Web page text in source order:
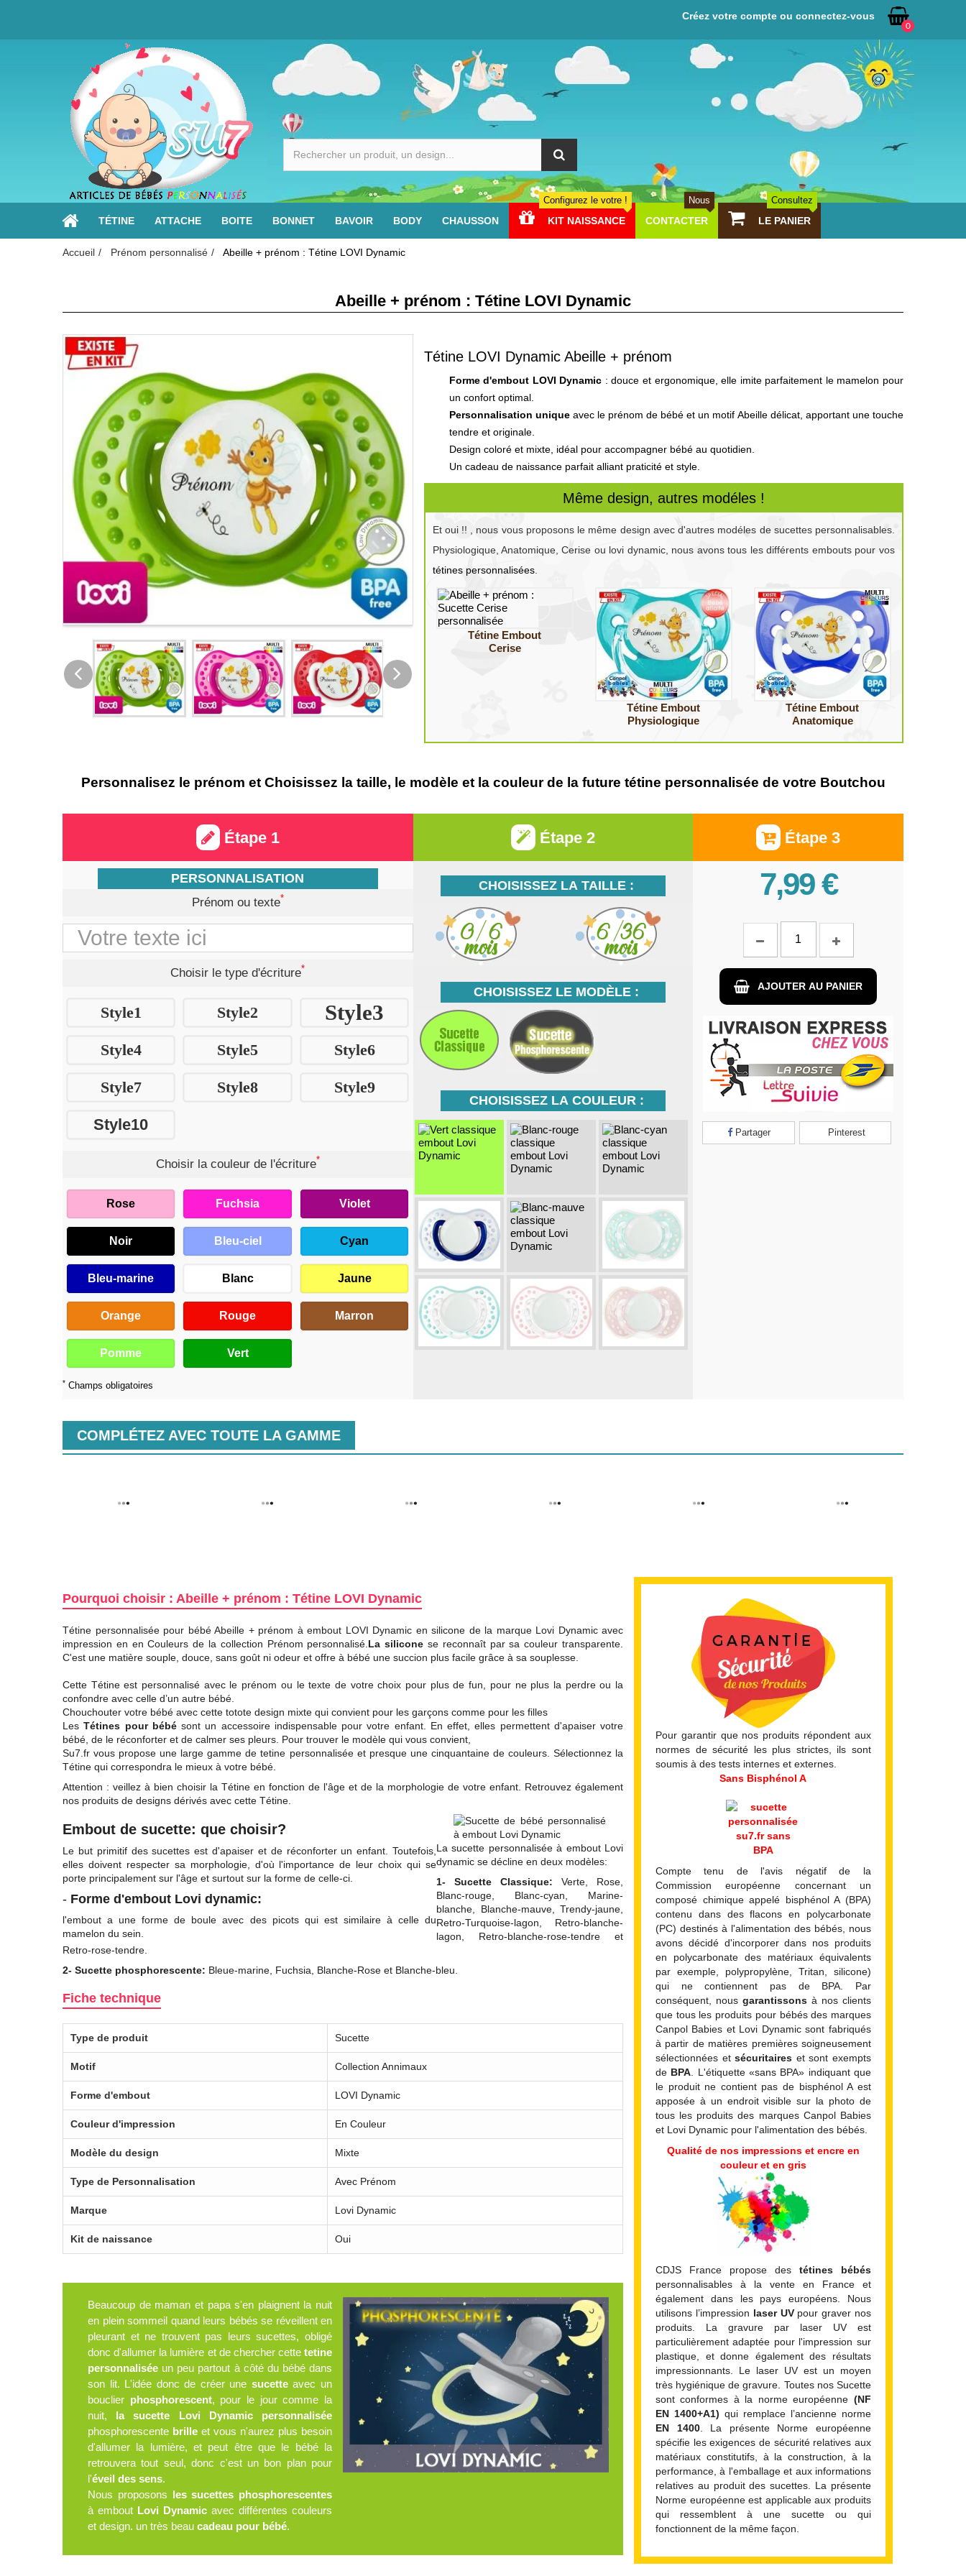
0
Créez votre compte ou connectez-vous
TÉTINE ATTACHE BOITE BONNET BAVOIR BODY CHAUSSON KIT NAISSANCE
Configurez le votre !
CONTACTER
Nous
LE PANIER
Consultez
Accueil Prénom personnalisé Abeille + prénom : Tétine LOVI Dynamic
Abeille + prénom : Tétine LOVI Dynamic
Tétine LOVI Dynamic Abeille + prénom
Forme d'embout LOVI Dynamic : douce et ergonomique, elle imite parfaitement le mamelon pour
un confort optimal.
Personnalisation uniqueavec le prénom de bébé et un motif Abeille délicat, apportant une touche
tendre et originale.
Design coloré et mixte, idéal pour accompagner bébé au quotidien.
Un cadeau de naissance parfait alliant praticité et style.
Même design, autres modéles !
Et oui !! , nous vous proposons le même design avec d'autres modéles de sucettes personnalisables.
Physiologique, Anatomique, Cerise ou lovi dynamic, nous avons tous les différents embouts pour vos
tétines personnalisées.
Tétine Embout
Cerise
Tétine Embout
Physiologique
Tétine Embout
Anatomique
Personnalisez le prénom et Choisissez la taille, le modèle et la couleur de la future tétine personnalisée de votre Boutchou
Étape 1
PERSONNALISATION
Prénom ou texte*
Choisir le type d'écriture*
Style1 Style2 Style3
Style4 Style5 Style6
Style7 Style8 Style9
Style10
Choisir la couleur de l'écriture*
Rose Fuchsia Violet
Noir Bleu-ciel Cyan
Bleu-marine Blanc Jaune
Orange Rouge Marron
Pomme Vert
* Champs obligatoires
Étape 2
CHOISISSEZ LA TAILLE :
CHOISISSEZ LE MODÈLE :
CHOISISSEZ LA COULEUR :
Étape 3
7,99 €
AJOUTER AU PANIER
Partager Pinterest
COMPLÉTEZ AVEC TOUTE LA GAMME
Pourquoi choisir : Abeille + prénom : Tétine LOVI Dynamic
Tétine personnalisée pour bébé Abeille + prénom à embout LOVI Dynamic en silicone de la marque Lovi Dynamic avec
impression en en Couleurs de la collection Prénom personnalisé. La siliconese reconnaît par sa couleur transparente.
C'est une matière souple, douce, sans goût ni odeur et offre à bébé une succion plus facile grâce à sa souplesse.
Cette Tétine est personnalisé avec le prénom ou le texte de votre choix pour plus de fun, pour ne plus la perdre ou la
confondre avec celle d’un autre bébé.
Chouchouter votre bébé avec cette totote design mixte qui convient pour les garçons comme pour les filles
LesTétines pour bébésont un accessoire indispensable pour votre enfant. En effet, elles permettent d'apaiser votre
bébé, de le réconforter et de calmer ses pleurs. Pour trouver le modèle qui vous convient,
Su7.fr vous propose une large gamme de tetine personnalisée et presque une cinquantaine de couleurs. Sélectionnez la
Tétine qui correspondra le mieux à votre bébé.
Attention : veillez à bien choisir la Tétine en fonction de l'âge et de la morphologie de votre enfant. Retrouvez également
nos produits de designs dérivés avec cette Tétine.
Embout de sucette: que choisir?
Le but primitif des sucettes est d'apaiser et de réconforter un enfant. Toutefois,
elles doivent respecter sa morphologie, d'où l'importance de leur choix qui se
porte principalement sur l'âge et surtout sur la forme de celle-ci.
- Forme d'embout Lovi dynamic:
l'embout a une forme de boule avec des picots qui est similaire à celle du
mamelon du sein.
La sucette personnalisée à embout Lovi
dynamic se décline en deux modèles:
1-
Sucette Classique: Verte, Rose,
Blanc-rouge, Blanc-cyan, Marine-
blanche, Blanche-mauve, Trendy-jaune,
Retro-Turquoise-lagon, Retro-blanche-
lagon, Retro-blanche-rose-tendre et
Retro-rose-tendre.
2- Sucette phosphorescente: Bleue-marine, Fuchsia, Blanche-Rose et Blanche-bleu.
Fiche technique
Type de produit Sucette
Motif Collection Annimaux
Forme d'embout LOVI Dynamic
Couleur d'impression En Couleur
Modèle du design Mixte
Type de Personnalisation Avec Prénom
Marque Lovi Dynamic
Kit de naissance Oui
Beaucoup de maman et papa s'en plaignent la nuit
en plein sommeil quand leurs bébés se réveillent en
pleurant et ne trouvent pas leurs sucettes, obligé
donc d'allumer la lumière et de chercher cette tetine
personnalisée un peu partout à côté du bébé dans
son lit. L'idée donc de créer une sucetteavec un
bouclier phosphorescent, pour le jour comme la
nuit, la sucette Lovi Dynamic personnalisée
phosphorescente brille et vous n'aurez plus besoin
d'allumer la lumière, et peut être que le bébé la
retrouvera tout seul, donc c'est un bon plan pour
l'éveil des sens.
Nous proposons les sucettes phosphorescentes
à embout Lovi Dynamic avec différentes couleurs
et design. un très beau cadeau pour bébé.
Pour garantir que nos produits répondent aux
normes de sécurité les plus strictes, ils sont
soumis à des tests internes et externes.
Sans Bisphénol A
Compte tenu de l'avis négatif de la
Commission européenne concernant un
composé chimique appelé bisphénol A (BPA)
contenu dans des flacons en polycarbonate
(PC) destinés à l'alimentation des bébés, nous
avons décidé d'incorporer dans nos produits
en polycarbonate des matériaux équivalents
par exemple, polypropylène, Tritan, silicone)
qui ne contiennent pas de BPA. Par
conséquent, nous garantissons à nos clients
que tous les produits pour bébés des marques
Canpol Babies et Lovi Dynamic sont fabriqués
à partir de matières premières soigneusement
sélectionnées etsécuritaires et sont exempts
de BPA . L'étiquette «sans BPA» indiquant que
le produit ne contient pas de bisphénol A est
apposée à un endroit visible sur la photo de
tous les produits des marques Canpol Babies
et Lovi Dynamic pour l'alimentation des bébés.
Qualité de nos impressions et encre en
couleur et en gris
CDJS France propose des tétines bébés
personnalisables à la vente en France et
également dans les pays européens. Nous
utilisons l’impression laser UVpour graver nos
produits. La gravure par laser UV est
particulièrement adaptée pour l'impression sur
plastique, et donne également des résultats
impressionnants. Le laser UV est un moyen
très hygiénique de gravure. Toutes nos Sucette
sont conformes à la norme européenne (NF
EN 1400+A1) qui remplace l’ancienne norme
EN 1400. La présente Norme européenne
spécifie les exigences de sécurité relatives aux
matériaux constitutifs, à la construction, à la
performance, à l'emballage et aux informations
relatives au produit des sucettes. La présente
Norme européenne est applicable aux produits
qui ressemblent à une sucette ou qui
fonctionnent de la même façon.